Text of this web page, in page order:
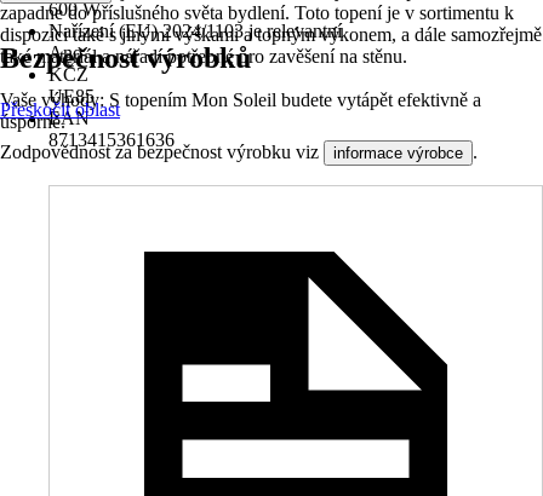
600 W
Nařízení (EU) 2024/1103 je relevantní
Ano
KČZ
UE85
EAN
8713415361636
zapadne do příslušného světa bydlení. Toto topení je v sortimentu k
dispozici také s jinými výškami a topným výkonem, a dále samozřejmě
také materiál a nářadí potřebné pro zavěšení na stěnu.
Vaše výhody: S topením Mon Soleil budete vytápět efektivně a
úsporně.
Bezpečnost výrobků
Přeskočit oblast
Zodpovědnost za bezpečnost výrobku viz informace výrobce .